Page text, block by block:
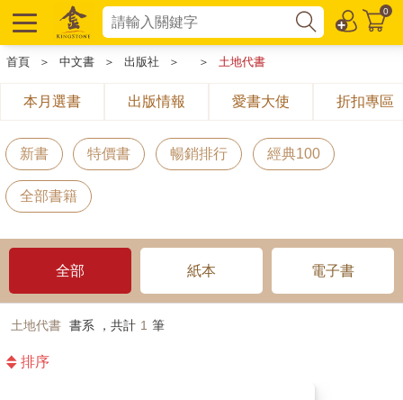
0
首頁 ＞ 中文書 ＞ 出版社 ＞ ＞ 土地代書
本月選書 出版情報 愛書大使 折扣專區
新書 特價書 暢銷排行 經典100
全部書籍
全部 紙本 電子書
土地代書 書系 ，共計 1 筆
排序